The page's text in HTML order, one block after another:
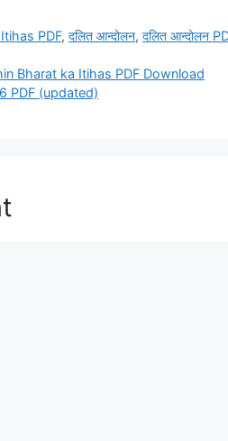
PDF,दलित आन्दोलन,दलित आन्दोलन
Bharat ka Itihas PDF Download
PDF (updated)